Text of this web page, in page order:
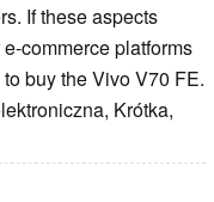
If these aspects
commerce platforms
buy the Vivo V70 FE.
Krótka,